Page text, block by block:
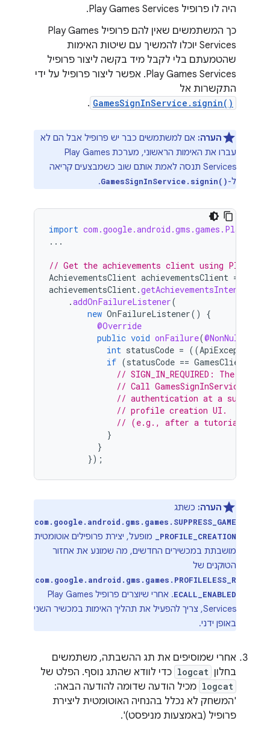
היה לו פרופיל Play Games Services.
כך המשתמשים שאין להם פרופיל Play Games
Services יוכלו להמשיך עם שיטות האימות
שהטמעתם בלי לקבל מיד בקשה ליצור פרופיל
Play Games Services. אפשר ליצור פרופיל על ידי
התקשרות אל
GamesSignInService.signin()
.
הערה: אם למשתמשים כבר יש פרופיל אבל הם לא
עברו את האימות הראשוני, מערכת Play Games
Services תנסה לאמת אותם שוב כשמבצעים קריאה
ל-GamesSignInService.signin()
.
import com.google.android.gms.games.PlayGames
...
// Get the achievements client using Play
AchievementsClient achievementsClient =
achievementsClient.getAchievementsIntent
.addOnFailureListener(
new OnFailureListener()
{
@Override
public void onFailure(@NonNull
int statusCode = ((ApiException
if (statusCode ==
// SIGN_IN_REQUIRED: The
// Call
// authentication at a
// profile creation UI.
// (e.g., after a tutorial). Use
}
}
});
הערה: כשתג
com.google.android.gms.games.SUPPRESS_GAME
_PROFILE_CREATION
מופעל, יצירת פרופילים אוטומטית
מושבתת במכשירים החדשים, מה שמונע את אחזור
הטוקנים של
com.google.android.gms.games.PROFILELESS_R
ECALL_ENABLED
. אחרי שיוצרים פרופיל Play Games
Services, צריך להפעיל את תהליך האימות במכשיר השני
באופן ידני.
אחרי שמוסיפים את תג ההשבתה, משתמשים
בחלון logcat כדי לוודא שהתג נוסף. הפלט של
logcat מכיל הודעה שדומה להודעה הבאה:
'המשחק לא נכלל בהנחיה האוטומטית ליצירת
פרופיל (באמצעות מניפסט)'.